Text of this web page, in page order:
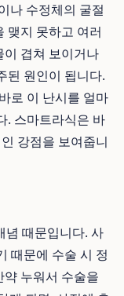
나 수정체의 굴절
맺지 못하고 여러
이 겹쳐 보이거나
된 원인이 됩니다.
로 이 난시를 얼마
. 스마트라식은 바
강점을 보여줍니
념 때문입니다. 사
때문에 수술 시 정
누워서 수술을